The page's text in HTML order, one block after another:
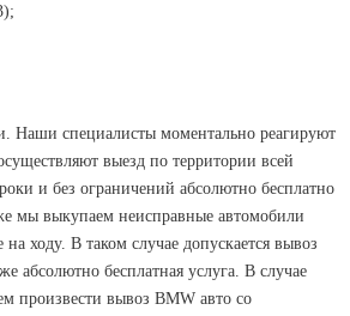
Наши специалисты моментально реагируют
выезд по территории всей
и без ограничений абсолютно бесплатно
мы выкупаем неисправные автомобили
ходу. В таком случае допускается вывоз
абсолютно бесплатная услуга. В случае
произвести вывоз BMW авто со